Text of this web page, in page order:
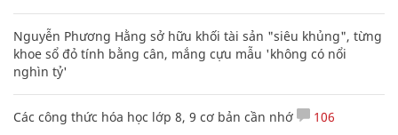
Nguyễn Phương Hằng sở hữu khối tài sản "siêu khủng", từng
khoe sổ đỏ tính bằng cân, mắng cựu mẫu 'không có nổi
nghìn tỷ'
Các công thức hóa học lớp 8, 9 cơ bản cần nhớ 106